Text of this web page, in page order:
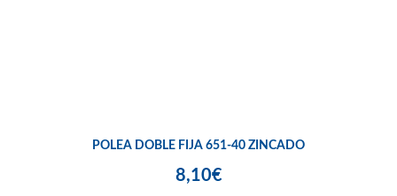
POLEA DOBLE FIJA 651-40 ZINCADO
8,10€